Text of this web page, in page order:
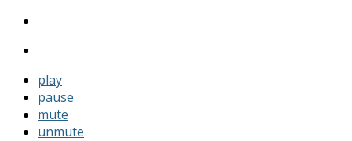
play
pause
mute
unmute